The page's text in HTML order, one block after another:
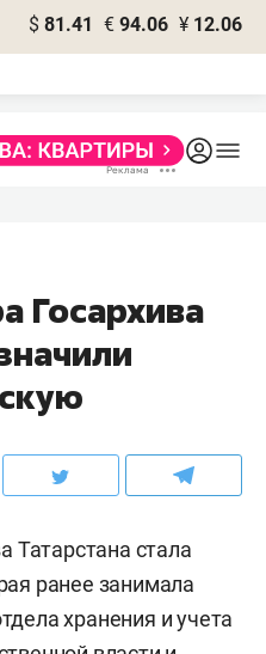
$ 81.41 € 94.06 ¥ 12.06
Госархива
Татарстана стала
ранее занимала
хранения и учета